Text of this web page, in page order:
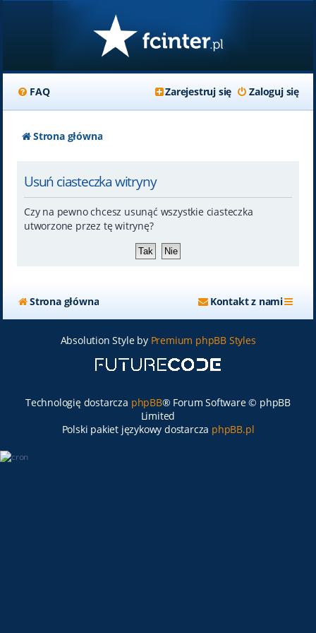
FAQ Zaloguj się
Zarejestruj się
Strona główna
Usuń ciasteczka witryny
Czy na pewno chcesz usunąć wszystkie ciasteczka
utworzone przez tę witrynę?
Strona główna Kontakt z nami
Absolution Style by Premium phpBB Styles
Technologię dostarcza phpBB® Forum Software © phpBB
Limited
Polski pakiet językowy dostarcza phpBB.pl